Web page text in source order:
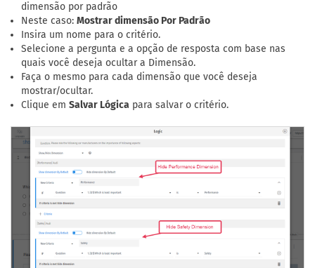
dimensão por padrão
Neste caso: Mostrar dimensão Por Padrão
Insira um nome para o critério.
Selecione a pergunta e a opção de resposta com base nas
quais você deseja ocultar a Dimensão.
Faça o mesmo para cada dimensão que você deseja
mostrar/ocultar.
Clique em Salvar Lógica para salvar o critério.